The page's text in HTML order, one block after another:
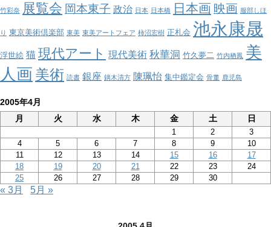
竹彩奈 展覧会 岡本東子 政治 日本 日本橋 日本画 映画 服部しほ
り 東京美術倶楽部 東美 東美アートフェア 柿沼宏樹 正札会 池永康晟
浮世絵 猫 現代アート 現代美術 秋華洞 竹久夢二 竹内栖鳳 美
人画 美術 読書 銀座 鏑木清方 陳珮怡 集中鑑定会 骨董 鹿児島
2005年4月
月
火 水 木 金 土 日
1 2
3
4
5 6 7 8 9
10
11
12 13 14 15 16
17
18
19 20 21 22 23
24
25
26 27 28 29 30
« 3月 5月 »